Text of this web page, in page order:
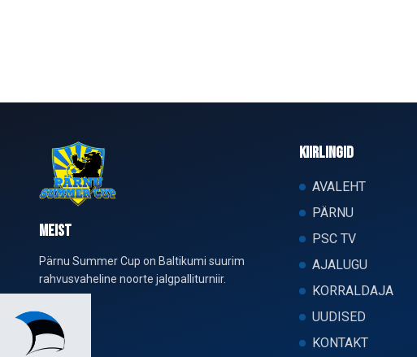
MEIST
Pärnu Summer Cup on Baltikumi suurim
rahvusvaheline noorte jalgpalliturniir.
KIIRLINGID
AVALEHT
PÄRNU
PSC TV
AJALUGU
KORRALDAJA
UUDISED
KONTAKT